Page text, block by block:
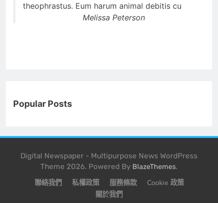
theophrastus. Eum harum animal debitis cu
Melissa Peterson
Popular Posts
Digital Newspaper - Multipurpose News WordPress
Theme 2026. Powered By BlazeThemes.
聯絡我們 私權政策 服務條款
Cookie 政策
關於我們